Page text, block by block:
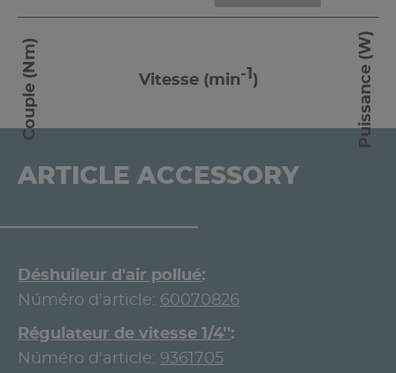
Couple (Nm) Puissance (W)
Vitesse (min-1 )
ARTICLE ACCESSORY
Déshuileur d'air pollué
Núméro d'article: 60070826
Régulateur de vitesse 1/4''
Núméro d'article: 9361705